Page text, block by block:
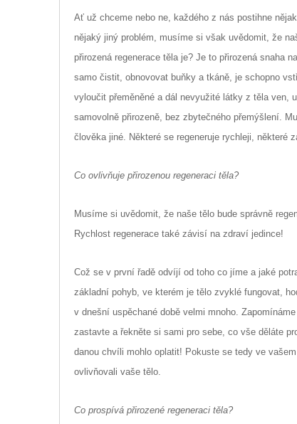
Ať už chceme nebo ne, každého z nás postihne
nějaký jiný problém, musíme si však uvědomit, že
přirozená regenerace těla je? Je to přirozená snaha
samo čistit, obnovovat buňky a tkáně, je schopno
vyloučit přeměněné a dál nevyužité látky z těla ven,
samovolně přirozeně, bez zbytečného přemýšlení.
člověka jiné. Některé se regeneruje rychleji, některé
Co ovlivňuje přirozenou regeneraci těla?
Musíme si uvědomit, že naše tělo bude správně
Rychlost regenerace také závisí na zdraví jedince!
Což se v první řadě odvíjí od toho co jíme a jaké
základní pohyb, ve kterém je tělo zvyklé fungovat,
v dnešní uspěchané době velmi mnoho.
zastavte a řekněte si sami pro sebe, co vše děláte
danou chvíli mohlo oplatit! Pokuste se tedy ve
ovlivňovali vaše tělo.
Co prospívá přirozené regeneraci těla?